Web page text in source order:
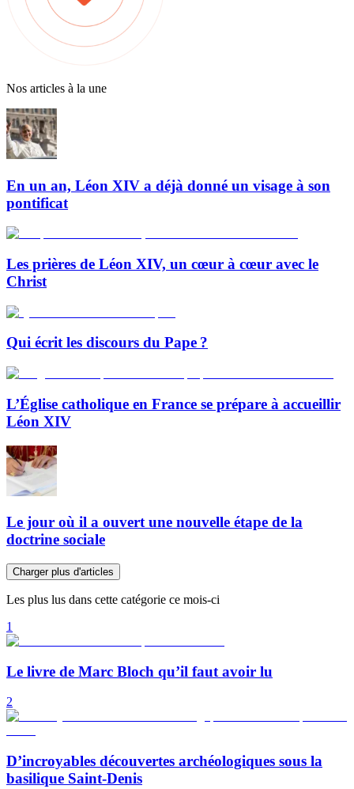
Nos articles à la une
En un an, Léon XIV a déjà donné un visage à son
pontificat
Les prières de Léon XIV, un cœur à cœur avec le
Christ
Qui écrit les discours du Pape ?
L’Église catholique en France se prépare à accueillir
Léon XIV
Le jour où il a ouvert une nouvelle étape de la
doctrine sociale
Charger plus d'articles
Les plus lus dans cette catégorie ce mois-ci
1
Le livre de Marc Bloch qu’il faut avoir lu
2
D’incroyables découvertes archéologiques sous la
basilique Saint-Denis